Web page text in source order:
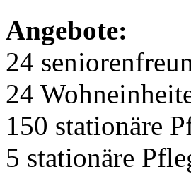
Angebote:
24
24
150 stationäre
5 stationäre